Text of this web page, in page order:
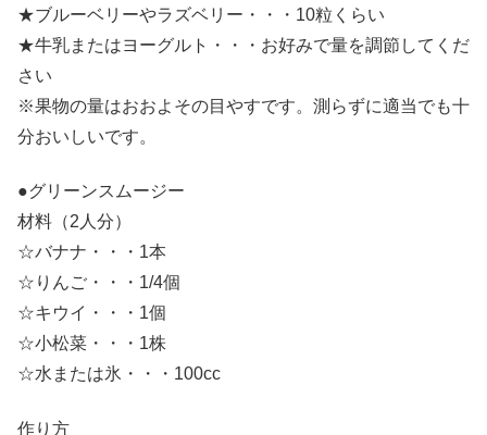
★ブルーベリーやラズベリー・・・10粒くらい
★牛乳またはヨーグルト・・・お好みで量を調節してくだ
さい
※果物の量はおおよその目やすです。測らずに適当でも十
分おいしいです。
●グリーンスムージー
材料（2人分）
☆バナナ・・・1本
☆りんご・・・1/4個
☆キウイ・・・1個
☆小松菜・・・1株
☆水または氷・・・100cc
作り方